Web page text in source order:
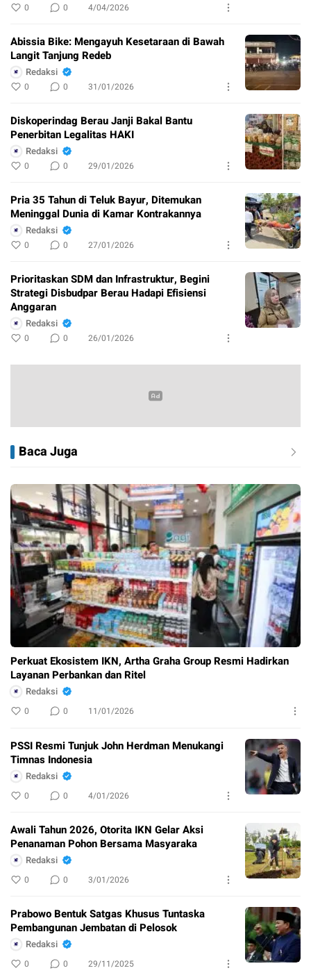
0 0 4/04/2026
Abissia Bike: Mengayuh Kesetaraan di Bawah
Langit Tanjung Redeb
Redaksi
0 0 31/01/2026
Diskoperindag Berau Janji Bakal Bantu
Penerbitan Legalitas HAKI
Redaksi
0 0 29/01/2026
Pria 35 Tahun di Teluk Bayur, Ditemukan
Meninggal Dunia di Kamar Kontrakannya
Redaksi
0 0 27/01/2026
Prioritaskan SDM dan Infrastruktur, Begini
Strategi Disbudpar Berau Hadapi Efisiensi
Anggaran
Redaksi
0 0 26/01/2026
Baca Juga
Perkuat Ekosistem IKN, Artha Graha Group Resmi Hadirkan
Layanan Perbankan dan Ritel
Redaksi
0 0 11/01/2026
PSSI Resmi Tunjuk John Herdman Menukangi
Timnas Indonesia
Redaksi
0 0 4/01/2026
Awali Tahun 2026, Otorita IKN Gelar Aksi
Penanaman Pohon Bersama Masyaraka
Redaksi
0 0 3/01/2026
Prabowo Bentuk Satgas Khusus Tuntaska
Pembangunan Jembatan di Pelosok
Redaksi
0 0 29/11/2025